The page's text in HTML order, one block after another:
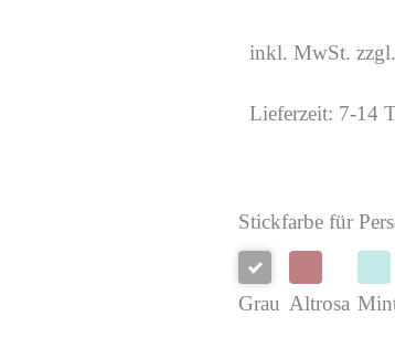
inkl. MwSt. zzgl.
Lieferzeit: 7-14
Stickfarbe für
Grau Altrosa
Faultier
Menge